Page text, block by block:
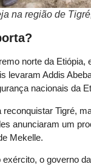
na região de
norte da Etiópia,
levaram Addis
nacionais da
Tigré,
anunciaram um
Mekelle.
o governo